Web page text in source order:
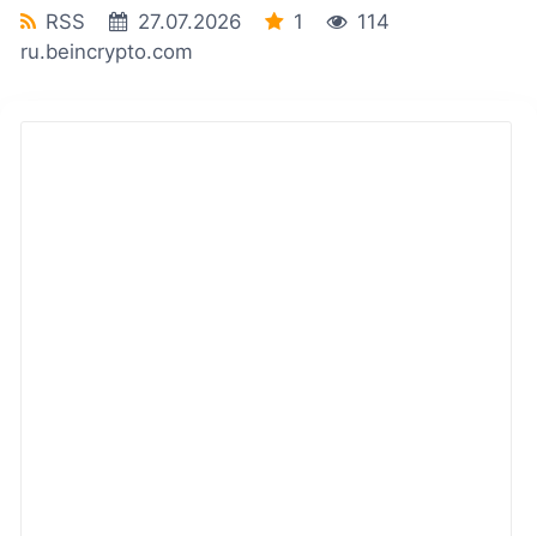
RSS 27.07.2026 1
114
ru.beincrypto.com